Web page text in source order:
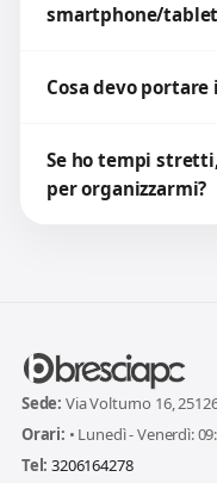
smartphone/
Cosa devo
Se ho tempi
per organizzarmi?
Sede: Via Volturno 16,
Orari: • Lunedì - Venerdì:
Tel: 3206164278